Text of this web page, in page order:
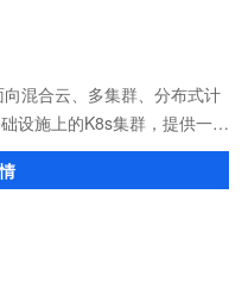
混合云、多集群、分布式计
设施上的K8s集群，提供一致
资源。